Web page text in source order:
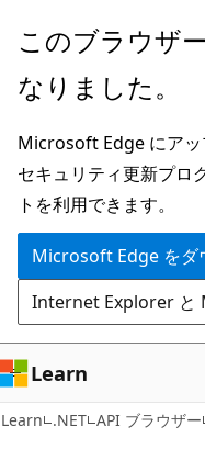
メ
ン
ン
テ
ン
ツ
に
ス
キ
ッ
プ
ペ
ジ
ナ
ビ
ゲ
ー
シ
ョ
ン
に
ス
キ
このブラウザ
なりました。
Microsoft Edge にアッ
セキュリティ更新プロ
トを利用できます。
Microsoft Edge をダ
Internet Explorer と
Learn
Learn .NET API ブラウザー